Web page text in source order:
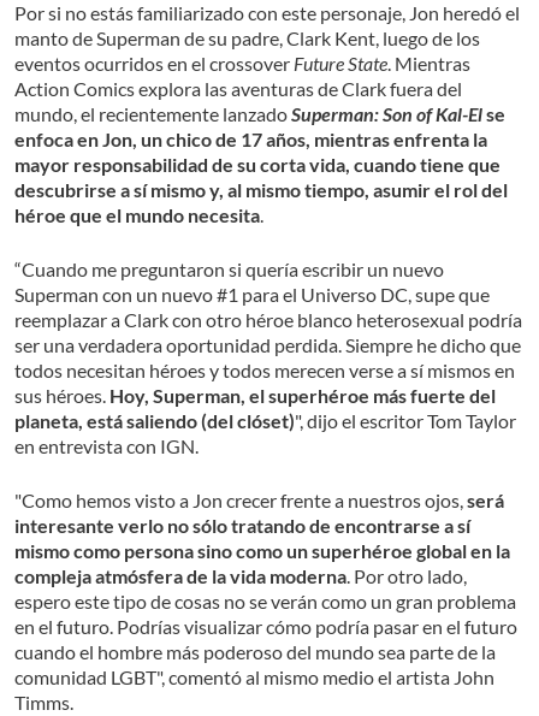
Por si no estás familiarizado con este personaje, Jon heredó el
manto de Superman de su padre, Clark Kent, luego de los
eventos ocurridos en el crossover Future State. Mientras
Action Comics explora las aventuras de Clark fuera del
mundo, el recientemente lanzadoSuperman: Son of Kal-Else
enfoca en Jon, un chico de 17 años, mientras enfrenta la
mayor responsabilidad de su corta vida, cuando tiene que
descubrirse a sí mismo y, al mismo tiempo, asumir el rol del
héroe que el mundo necesita.
“Cuando me preguntaron si quería escribir un nuevo
Superman con un nuevo #1 para el Universo DC, supe que
reemplazar a Clark con otro héroe blanco heterosexual podría
ser una verdadera oportunidad perdida. Siempre he dicho que
todos necesitan héroes y todos merecen verse a sí mismos en
sus héroes. Hoy, Superman, el superhéroe más fuerte del
planeta, está saliendo (del clóset)", dijo el escritor Tom Taylor
en entrevista con IGN.
"Como hemos visto a Jon crecer frente a nuestros ojos,será
interesante verlo no sólo tratando de encontrarse a sí
mismo como persona sino como un superhéroe global en la
compleja atmósfera de la vida moderna. Por otro lado,
espero este tipo de cosas no se verán como un gran problema
en el futuro. Podrías visualizar cómo podría pasar en el futuro
cuando el hombre más poderoso del mundo sea parte de la
comunidad LGBT", comentó al mismo medio el artista John
Timms.